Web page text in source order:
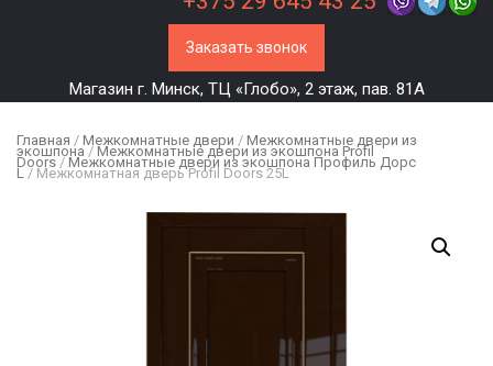
Заказать звонок
Магазин г. Минск, ТЦ «Глобо», 2 этаж, пав. 81А
Главная / Межкомнатные двери / Межкомнатные двери из
экошпона / Межкомнатные двери из экошпона Profil
Doors / Межкомнатные двери из экошпона Профиль Дорс
L / Межкомнатная дверь Profil Doors 25L